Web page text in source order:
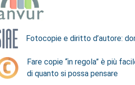
Fotocopie e diritto d’autore:
Fare copie “in regola” è più
di quanto si possa pensare